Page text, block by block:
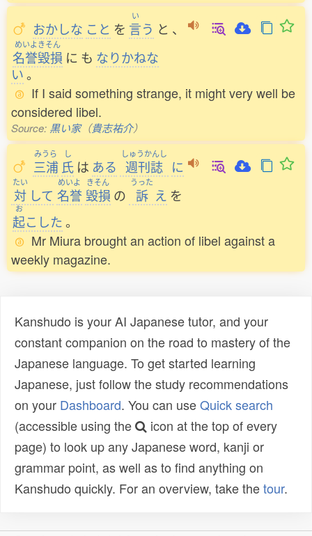
おかしな こと を
い
言う と 、
めいよきそん
名誉毀損 に も なりかねな
い。
If I said something strange, it might very well be
considered libel.
Source: 黒い家（貴志祐介）
みうら
三浦
し
氏 は ある
しゅうかんし
週刊誌 に
たい
対 して
めいよ
名誉
きそん
毀損 の
うった
訴 え を
お
起こした 。
Mr Miura brought an action of libel against a
weekly magazine.
Kanshudo is your AI Japanese tutor, and your
constant companion on the road to mastery of the
Japanese language. To get started learning
Japanese, just follow the study recommendations
on your Dashboard. You can useQuick search
(accessible using the
icon at the top of every
page) to look up any Japanese word, kanji or
grammar point, as well as to find anything on
Kanshudo quickly. For an overview, take thetour.